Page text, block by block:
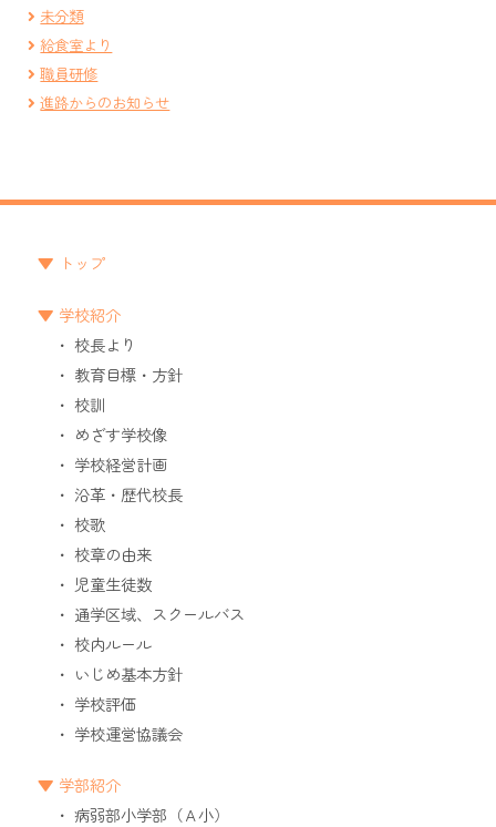
未分類
給食室より
職員研修
進路からのお知らせ
トップ
学校紹介
校長より
教育目標・方針
校訓
めざす学校像
学校経営計画
沿革・歴代校長
校歌
校章の由来
児童生徒数
通学区域、スクールバス
校内ルール
いじめ基本方針
学校評価
学校運営協議会
学部紹介
病弱部小学部（Ａ小）